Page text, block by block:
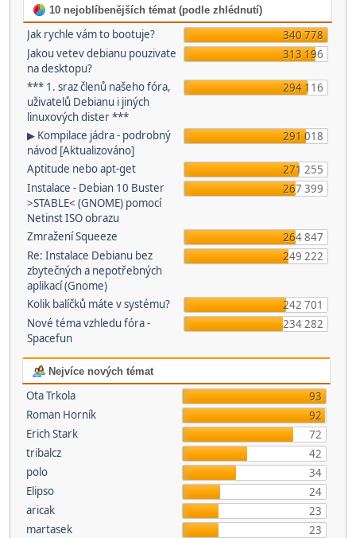
10 nejoblíbenějších témat (podle zhlédnutí)
Jak rychle vám to bootuje?
340 778
Jakou vetev debianu pouzivate
na desktopu?
313 196
*** 1. sraz členů našeho fóra,
uživatelů Debianu i jiných
linuxových dister ***
294 116
▶ Kompilace jádra - podrobný
návod [Aktualizováno]
291 018
Aptitude nebo apt-get
271 255
Instalace - Debian 10 Buster
>STABLE< (GNOME) pomocí
Netinst ISO obrazu
267 399
Zmražení Squeeze
264 847
Re: Instalace Debianu bez
zbytečných a nepotřebných
aplikací (Gnome)
249 222
Kolik balíčků máte v systému?
242 701
Nové téma vzhledu fóra -
Spacefun
234 282
Nejvíce nových témat
Ota Trkola
93
Roman Horník
92
Erich Stark
72
tribalcz
42
polo
34
Elipso
24
aricak
23
martasek
23